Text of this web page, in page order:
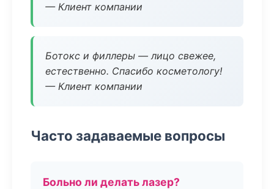
— Клиент компании
Ботокс и филлеры — лицо свежее,
естественно. Спасибо косметологу!
— Клиент компании
Часто задаваемые вопросы
Больно ли делать лазер?